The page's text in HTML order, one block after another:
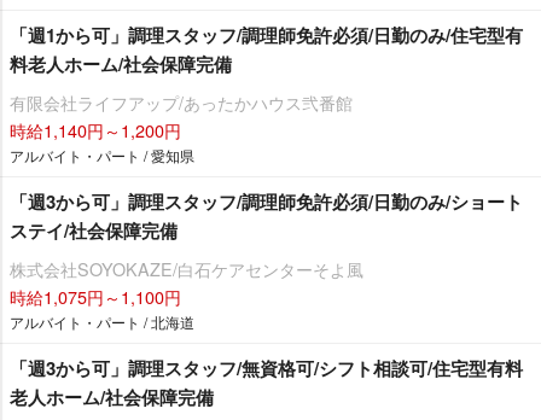
「週1から可」調理スタッフ/調理師免許必須/日勤のみ/住宅型有
料老人ホーム/社会保障完備
有限会社ライフアップ/あったかハウス弐番館
時給1,140円～1,200円
アルバイト・パート / 愛知県
「週3から可」調理スタッフ/調理師免許必須/日勤のみ/ショート
ステイ/社会保障完備
株式会社SOYOKAZE/白石ケアセンターそよ風
時給1,075円～1,100円
アルバイト・パート / 北海道
「週3から可」調理スタッフ/無資格可/シフト相談可/住宅型有料
老人ホーム/社会保障完備